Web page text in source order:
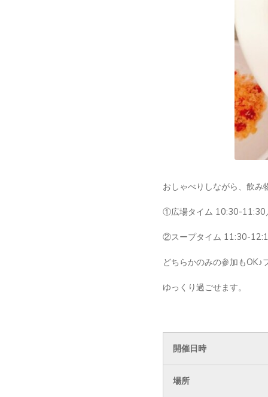
おしゃべりしながら、飲み
①広場タイム 10:30-11:30
②スープタイム 11:30-
どちらかのみの参加もOK♪
ゆっくり過ごせます。
開催日時
場所